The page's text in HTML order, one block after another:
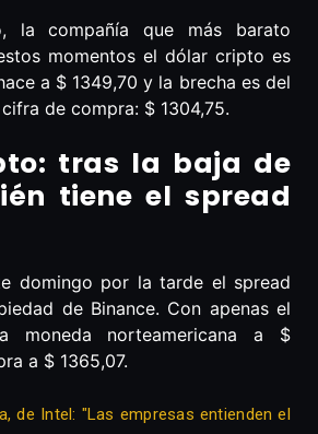
la compañía que más barato
momentos el dólar cripto es
a $ 1349,70 y la brecha es del
de compra: $ 1304,75.
tras la baja de
tiene el spread
domingo por la tarde el spread
de Binance. Con apenas el
moneda norteamericana a $
a $ 1365,07.